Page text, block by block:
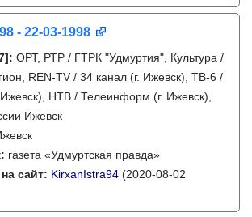
- 22-03-1998
: ОРТ, РТР / ГТРК "Удмуртия", Культура /
REN-TV / 34 канал (г. Ижевск), ТВ-6 /
НТВ / Телеинформ (г. Ижевск),
Ижевск
газета «Удмуртская правда»
сайт: KirxanIstra94 (2020-08-02